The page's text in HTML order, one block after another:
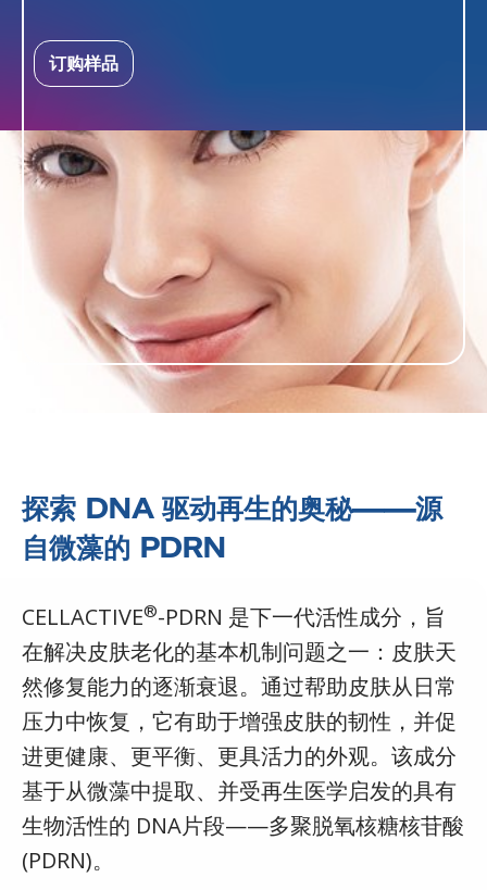
订购样品
探索 DNA 驱动再生的奥秘——源
自微藻的 PDRN
CELLACTIVE®-PDRN 是下一代活性成分，旨
在解决皮肤老化的基本机制问题之一：皮肤天
然修复能力的逐渐衰退。通过帮助皮肤从日常
压力中恢复，它有助于增强皮肤的韧性，并促
进更健康、更平衡、更具活力的外观。该成分
基于从微藻中提取、并受再生医学启发的具有
生物活性的 DNA片段——多聚脱氧核糖核苷酸
(PDRN)。